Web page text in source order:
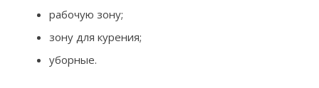
рабочую зону;
зону для курения;
уборные.